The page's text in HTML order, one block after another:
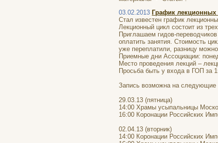
03.02.2013 График лекционных
Стал известен график
Лекционный цикл состоит из
Приглашаем гидов-
оплатить занятия. Стоимость
уже переплатили, разницу
Приемные дни Ассоциации:
Место проведения лекций –
Просьба быть у входа в ГОП за
Запись возможна на следующие
29.03.13 (пятница)
14:00 Храмы усыпальницы
16:00 Коронации Российских
02.04.13 (вторник)
14:00 Коронации Российских